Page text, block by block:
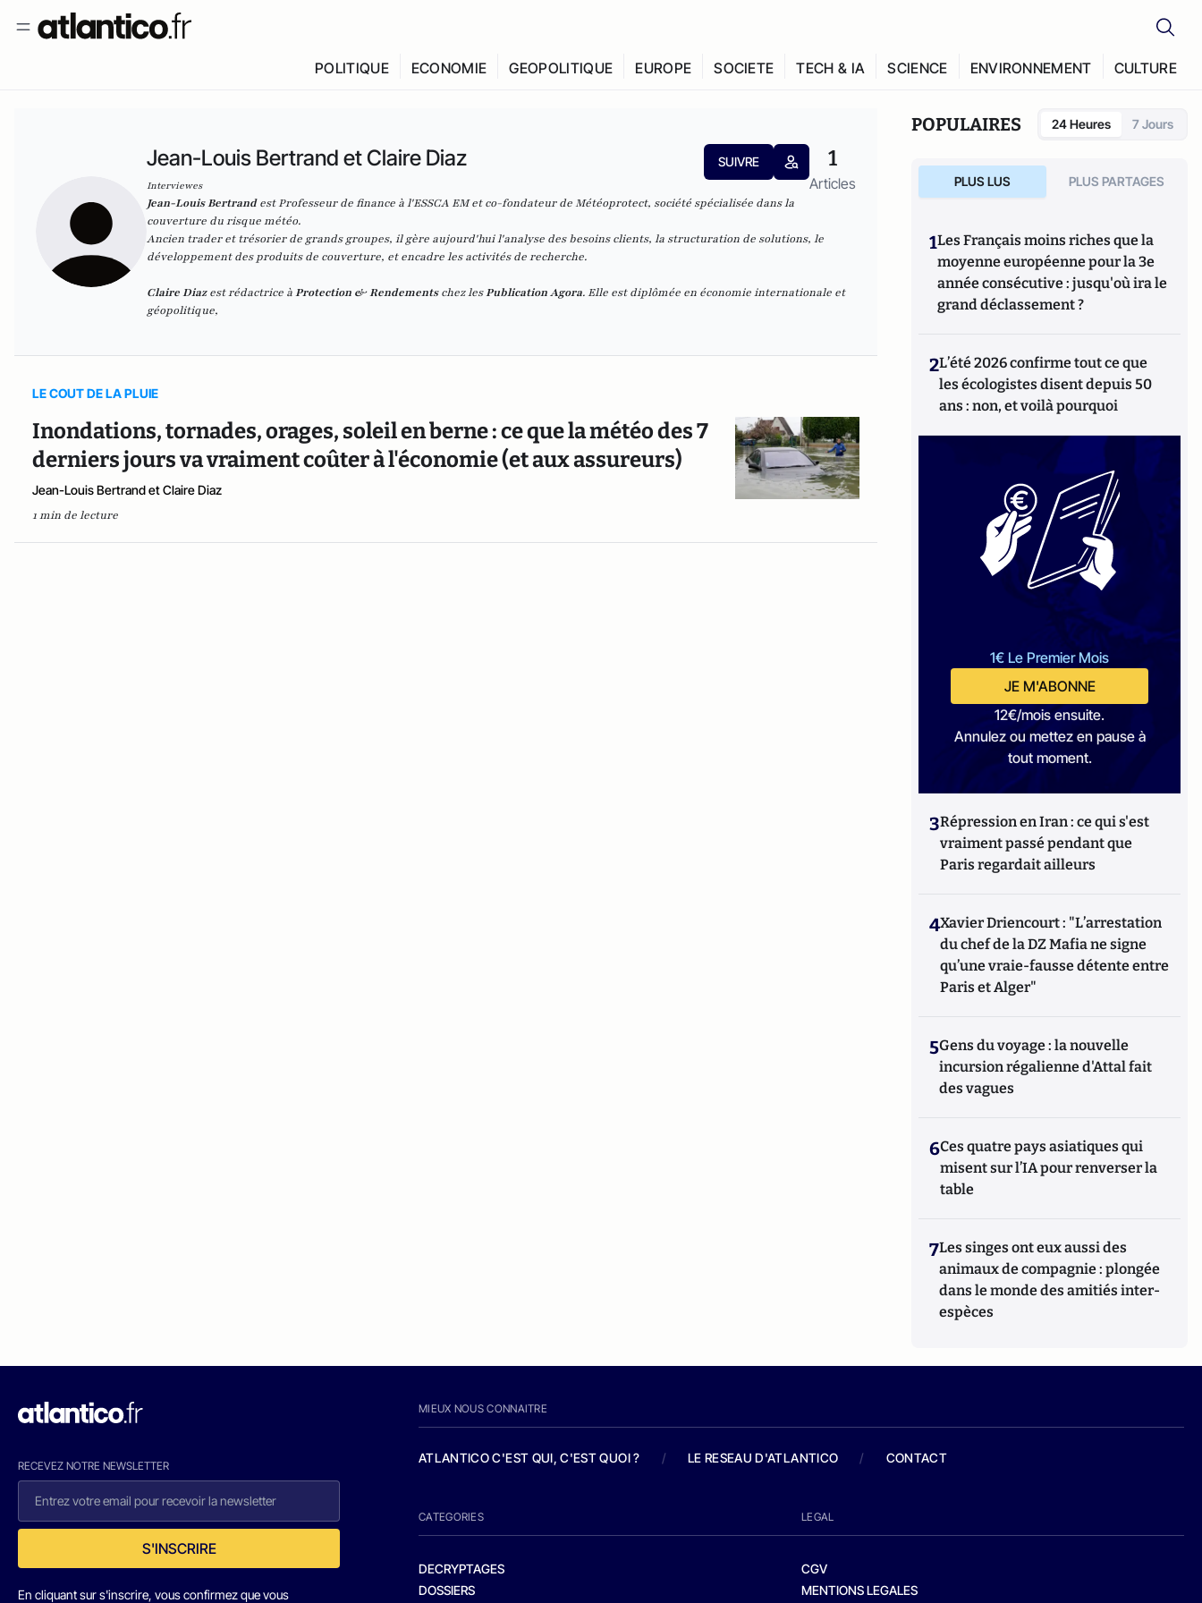
POLITIQUE ECONOMIE GEOPOLITIQUE EUROPE SOCIETE TECH & IA SCIENCE ENVIRONNEMENT CULTURE
Jean-Louis Bertrand et Claire Diaz
Interviewes
SUIVRE 1
Articles
Jean-Louis Bertrandest Professeur de finance à l'ESSCA EM et co-fondateur de Météoprotect, société spécialisée dans la
couverture du risque météo.
Ancien trader et trésorier de grands groupes, il gère aujourd'hui l'analyse des besoins clients, la structuration de solutions, le
développement des produits de couverture, et encadre les activités de recherche.
Claire Diazest rédactrice àProtection & Rendementschez lesPublication Agora. Elle est diplômée en économie internationale et
géopolitique,
LE COUT DE LA PLUIE
Inondations, tornades, orages, soleil en berne : ce que la météo des 7
derniers jours va vraiment coûter à l'économie (et aux assureurs)
Jean-Louis Bertrand et Claire Diaz
1 min de lecture
POPULAIRES 24 Heures 7 Jours
PLUS LUS PLUS PARTAGES
1Les Français moins riches que la
moyenne européenne pour la 3e
année consécutive : jusqu'où ira le
grand déclassement ?
2L’été 2026 confirme tout ce que
les écologistes disent depuis 50
ans : non, et voilà pourquoi
1€ Le Premier Mois
JE M'ABONNE
12€/mois ensuite.
Annulez ou mettez en pause à
tout moment.
3Répression en Iran : ce qui s'est
vraiment passé pendant que
Paris regardait ailleurs
4Xavier Driencourt : "L’arrestation
du chef de la DZ Mafia ne signe
qu’une vraie-fausse détente entre
Paris et Alger"
5Gens du voyage : la nouvelle
incursion régalienne d'Attal fait
des vagues
6Ces quatre pays asiatiques qui
misent sur l’IA pour renverser la
table
7Les singes ont eux aussi des
animaux de compagnie : plongée
dans le monde des amitiés inter-
espèces
RECEVEZ NOTRE NEWSLETTER
S'INSCRIRE
En cliquant sur s'inscrire, vous confirmez que vous
MIEUX NOUS CONNAITRE
ATLANTICO C'EST QUI, C'EST QUOI ? / LE RESEAU D'ATLANTICO / CONTACT
CATEGORIES
DECRYPTAGES
DOSSIERS
LEGAL
CGV
MENTIONS LEGALES